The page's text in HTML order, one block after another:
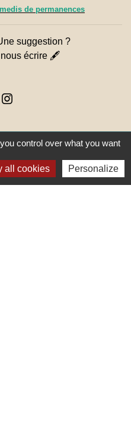
de permanences
suggestion ?
nous écrire 🖋
control over what you want
all cookies Personalize